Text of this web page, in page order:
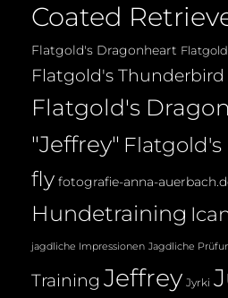
Coated
Flatgold's Dragonheart
Flatgold's Thunderbird
Flatgold's
"Jeffrey" Flatgold's
fly fotografie-anna-
Hundetraining
jagdliche Impressionen Jagdliche
Training Jeffrey Jyrki